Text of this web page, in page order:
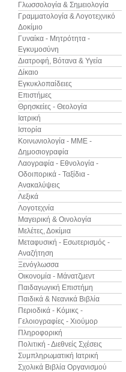
Γλωσσολογία & Σημειολογία
Γραμματολογία & Λογοτεχνικό
Δοκίμιο
Γυναίκα - Μητρότητα -
Εγκυμοσύνη
Διατροφή, Βότανα & Υγεία
Δίκαιο
Εγκυκλοπαίδειες
Επιστήμες
Θρησκείες - Θεολογία
Ιατρική
Ιστορία
Κοινωνιολογία - ΜΜΕ -
Δημοσιογραφία
Λαογραφία - Εθνολογία -
Οδοιπορικά - Ταξίδια -
Ανακαλύψεις
Λεξικά
Λογοτεχνία
Μαγειρική & Οινολογία
Μελέτες, Δοκίμια
Μεταφυσική - Εσωτερισμός -
Αναζήτηση
Ξενόγλωσσα
Οικονομία - Μάνατζμεντ
Παιδαγωγική Επιστήμη
Παιδικά & Νεανικά Βιβλία
Περιοδικά - Κόμικς -
Γελοιογραφίες - Χιούμορ
Πληροφορική
Πολιτική - Διεθνείς Σχέσεις
Συμπληρωματική Ιατρική
Σχολικά Βιβλία Οργανισμού